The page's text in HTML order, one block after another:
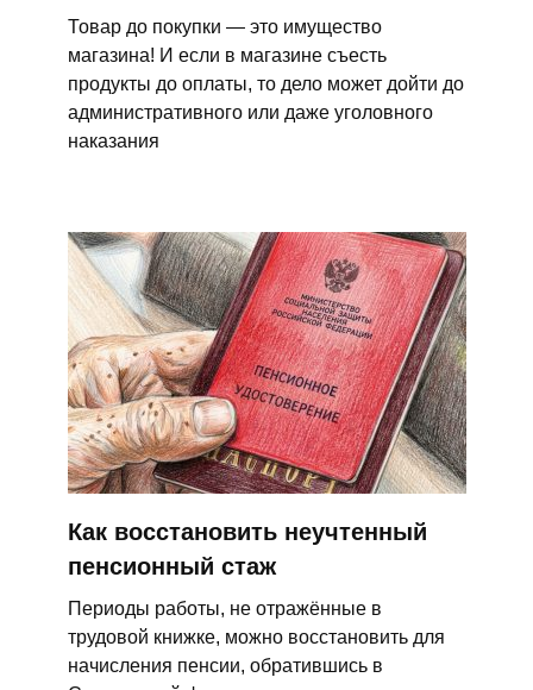
Товар до покупки — это имущество
магазина! И если в магазине съесть
продукты до оплаты, то дело может дойти до
административного или даже уголовного
наказания
Как восстановить неучтенный
пенсионный стаж ​
Периоды работы, не отражённые в
трудовой книжке, можно восстановить для
начисления пенсии, обратившись в